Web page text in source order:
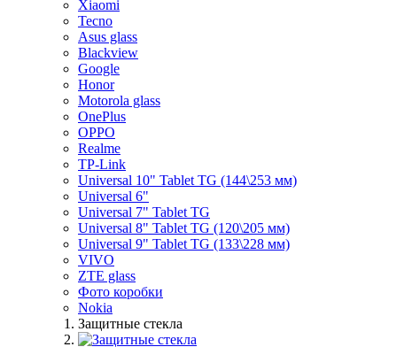
Xiaomi
Tecno
Asus glass
Blackview
Google
Honor
Motorola glass
OnePlus
OPPO
Realme
TP-Link
Universal 10" Tablet TG (144\253 мм)
Universal 6"
Universal 7" Tablet TG
Universal 8" Tablet TG (120\205 мм)
Universal 9" Tablet TG (133\228 мм)
VIVO
ZTE glass
Фото коробки
Nokia
Защитные стекла